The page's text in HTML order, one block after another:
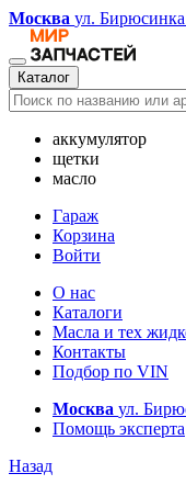
Москва ул. Бирюсинка
Каталог
аккумулятор
щетки
масло
Гараж
Корзина
Войти
О нас
Каталоги
Масла и тех
Контакты
Подбор по VIN
Москва ул.
Помощь эксперта
Назад